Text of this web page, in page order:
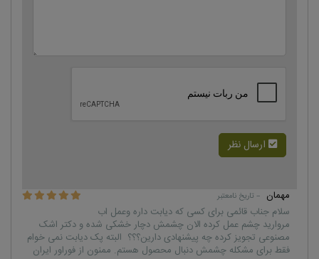
ارسال نظر
مهمان – تاریخ نامعتبر
سلام جناب قائمی برای کسی که دیابت داره وعمل اب
مروارید چشم عمل کرده الان چشمش دچار خشکی شده و دکتر اشک
مصنوعی تجویز کرده چه پیشنهادی دارین؟؟؟ البته پک دیابت نمی خوام
فقط برای مشکله چشمش دنبال محصول هستم. ممنون از فوراور ایران